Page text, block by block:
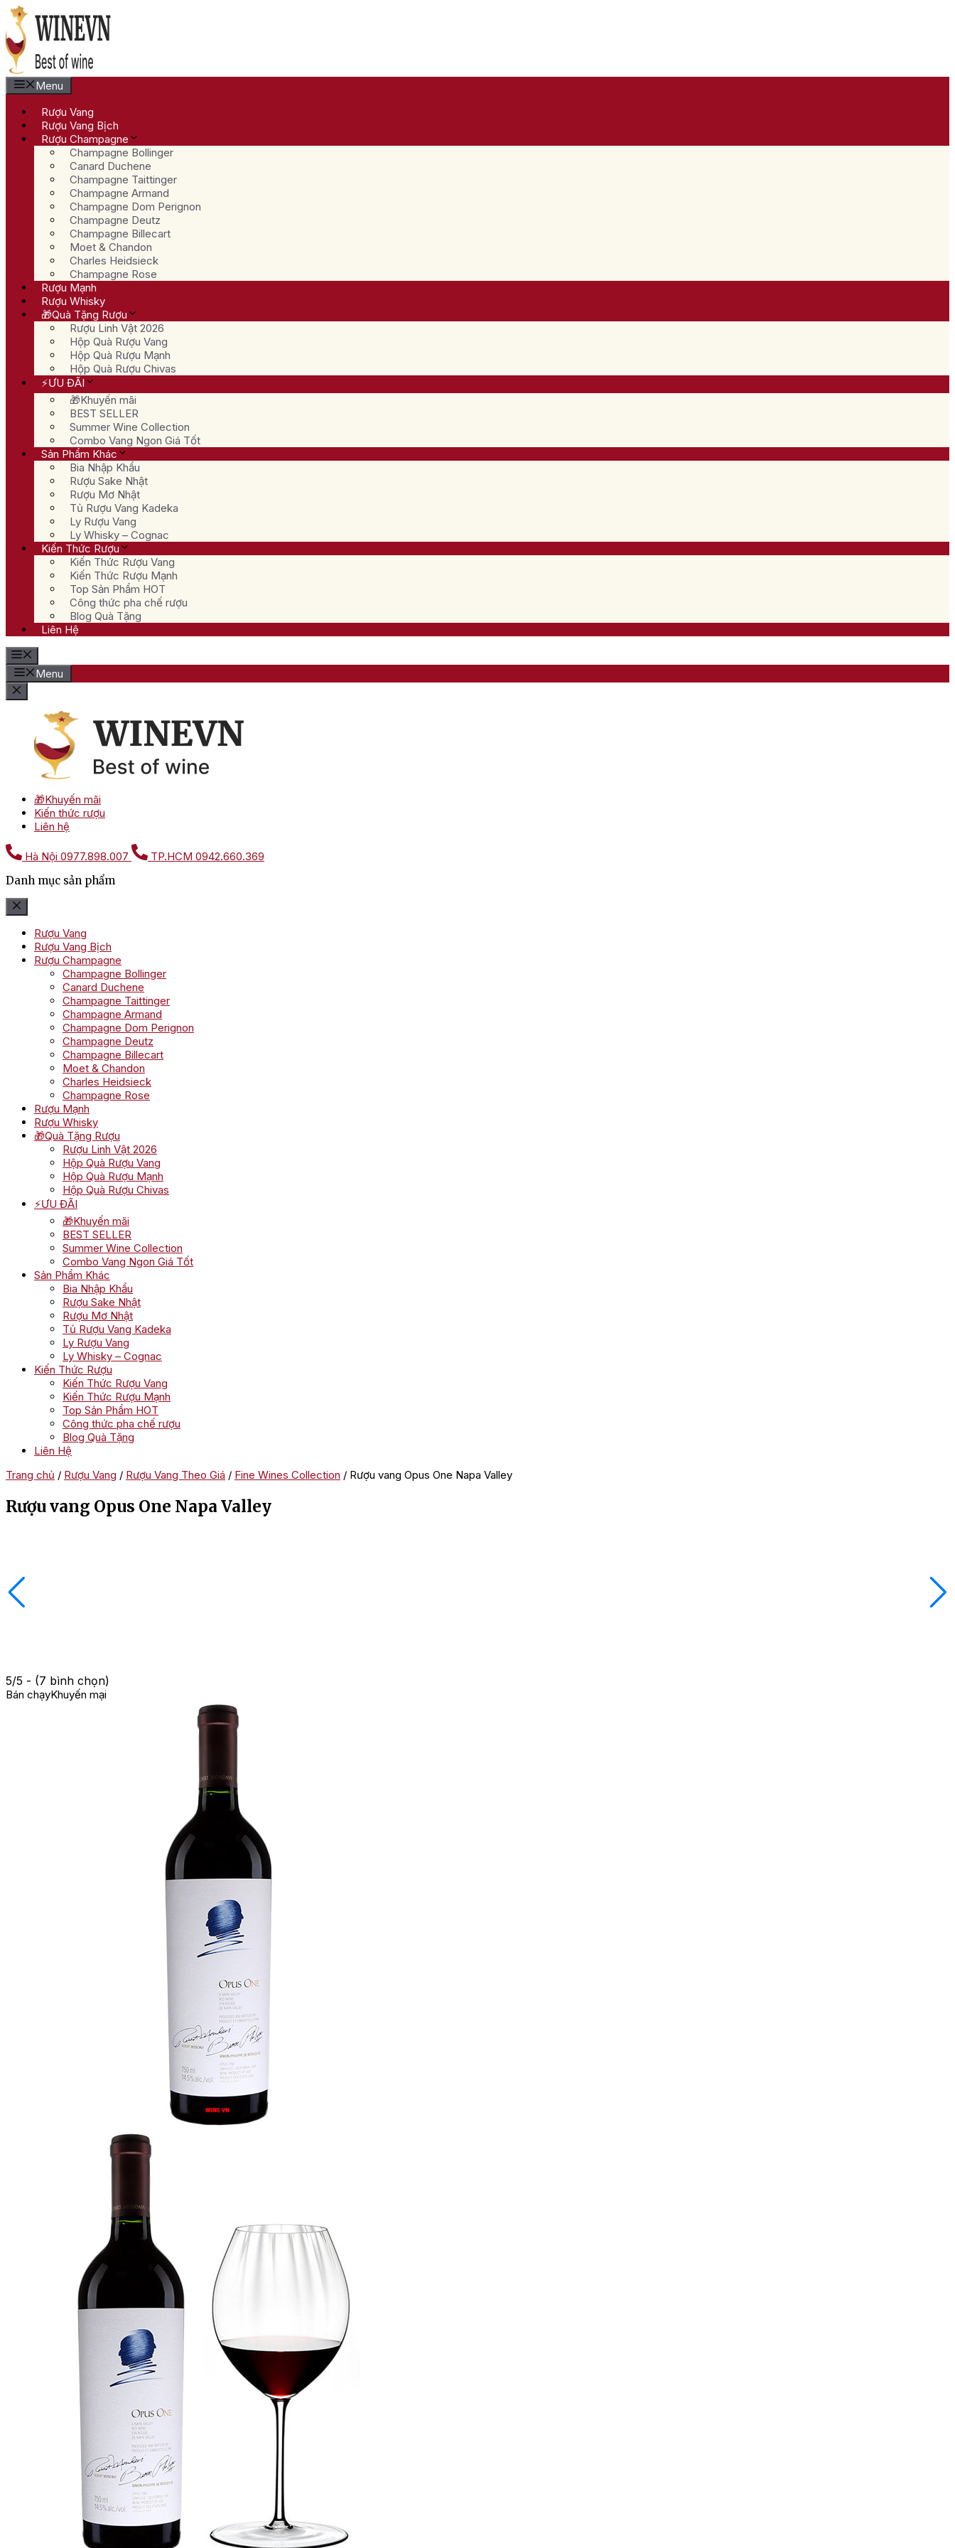
Chuyển
đến
nội
dung
Menu
Rượu Vang
Rượu Vang Bịch
Rượu Champagne
Champagne Bollinger
Canard Duchene
Champagne Taittinger
Champagne Armand
Champagne Dom Perignon
Champagne Deutz
Champagne Billecart
Moet & Chandon
Charles Heidsieck
Champagne Rose
Rượu Mạnh
Rượu Whisky
🎁Quà Tặng Rượu
Rượu Linh Vật 2026
Hộp Quà Rượu Vang
Hộp Quà Rượu Mạnh
Hộp Quà Rượu Chivas
⚡ƯU ĐÃI
🎁Khuyến mãi
BEST SELLER
Summer Wine Collection
Combo Vang Ngon Giá Tốt
Sản Phẩm Khác
Bia Nhập Khẩu
Rượu Sake Nhật
Rượu Mơ Nhật
Tủ Rượu Vang Kadeka
Ly Rượu Vang
Ly Whisky – Cognac
Kiến Thức Rượu
Kiến Thức Rượu Vang
Kiến Thức Rượu Mạnh
Top Sản Phẩm HOT
Công thức pha chế rượu
Blog Quà Tặng
Liên Hệ
Menu
🎁Khuyến mãi
Kiến thức rượu
Liên hệ
Hà Nội 0977.898.007 TP.HCM 0942.660.369
Danh mục sản phẩm
Rượu Vang
Rượu Vang Bịch
Rượu Champagne
Champagne Bollinger
Canard Duchene
Champagne Taittinger
Champagne Armand
Champagne Dom Perignon
Champagne Deutz
Champagne Billecart
Moet & Chandon
Charles Heidsieck
Champagne Rose
Rượu Mạnh
Rượu Whisky
🎁Quà Tặng Rượu
Rượu Linh Vật 2026
Hộp Quà Rượu Vang
Hộp Quà Rượu Mạnh
Hộp Quà Rượu Chivas
⚡ƯU ĐÃI
🎁Khuyến mãi
BEST SELLER
Summer Wine Collection
Combo Vang Ngon Giá Tốt
Sản Phẩm Khác
Bia Nhập Khẩu
Rượu Sake Nhật
Rượu Mơ Nhật
Tủ Rượu Vang Kadeka
Ly Rượu Vang
Ly Whisky – Cognac
Kiến Thức Rượu
Kiến Thức Rượu Vang
Kiến Thức Rượu Mạnh
Top Sản Phẩm HOT
Công thức pha chế rượu
Blog Quà Tặng
Liên Hệ
Trang chủ / Rượu Vang / Rượu Vang Theo Giá / Fine Wines Collection / Rượu vang Opus One Napa Valley
Rượu vang Opus One Napa Valley
5/5 - (7 bình chọn)
Bán chạyKhuyến mại